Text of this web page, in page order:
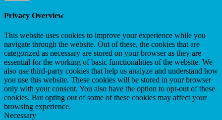
Privacy Overview
This website uses cookies to improve your experience while you
navigate through the website. Out of these, the cookies that are
categorized as necessary are stored on your browser as they are
essential for the working of basic functionalities of the website. We
also use third-party cookies that help us analyze and understand how
you use this website. These cookies will be stored in your browser
only with your consent. You also have the option to opt-out of these
cookies. But opting out of some of these cookies may affect your
browsing experience.
Necessary